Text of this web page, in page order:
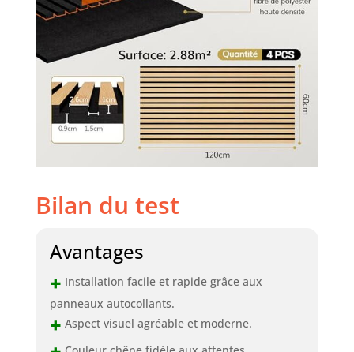
muraux en
imitation bois, nos
acoustiques
professionnels
pourront analyser
la situation et
vous aider à
résoudre un
problème.
Bilan du test
Avantages
+ Installation facile et rapide grâce aux
panneaux autocollants.
+ Aspect visuel agréable et moderne.